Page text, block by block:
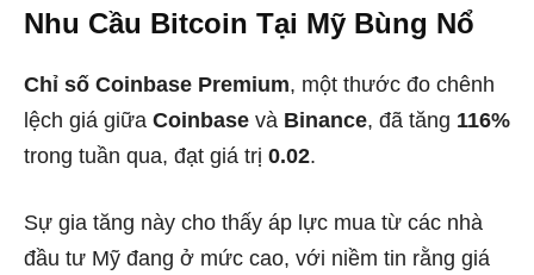
Nhu Cầu Bitcoin Tại Mỹ Bùng Nổ
Chỉ số Coinbase Premium, một thước đo chênh
lệch giá giữa Coinbase và Binance, đã tăng 116%
trong tuần qua, đạt giá trị 0.02.
Sự gia tăng này cho thấy áp lực mua từ các nhà
đầu tư Mỹ đang ở mức cao, với niềm tin rằng giá